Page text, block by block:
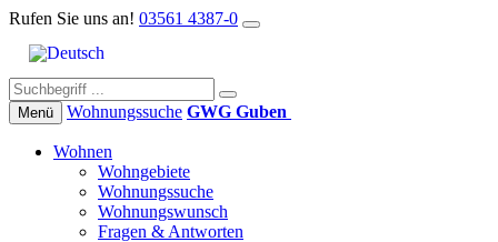
Rufen Sie uns an! 03561 4387-0
Menü Wohnungs­suche GWG Guben
Wohnen
Wohngebiete
Wohnungssuche
Wohnungswunsch
Fragen & Antworten